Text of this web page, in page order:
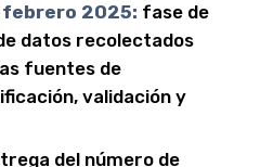
2025: fase de
datos recolectados
fuentes de
validación y
del número de